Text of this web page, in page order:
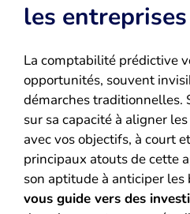
les entreprises
La comptabilité prédictive
opportunités, souvent
démarches traditionnelles.
sur sa capacité à aligner
avec vos objectifs, à court
principaux atouts de cette
son aptitude à anticiper les
vous guide vers des